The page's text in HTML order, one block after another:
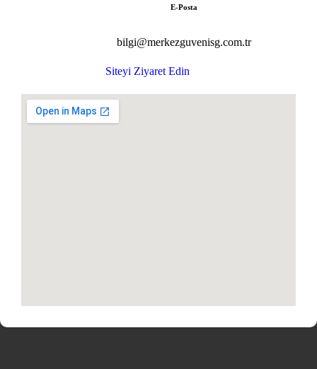
E-Posta
bilgi@merkezguvenisg.com.tr
Siteyi Ziyaret Edin